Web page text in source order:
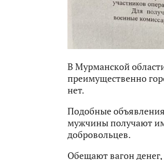
В Мурманской
преимущественно
нет.
Подобные
мужчины получают
добровольцев.
Обещают вагон